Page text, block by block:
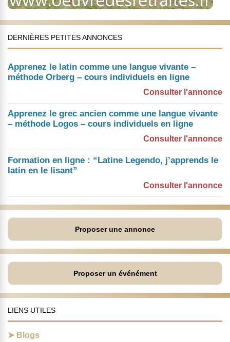
DERNIÈRES PETITES ANNONCES
Apprenez le latin comme une langue vivante –
méthode Orberg – cours individuels en ligne
Consulter l'annonce
Apprenez le grec ancien comme une langue vivante
– méthode Logos – cours individuels en ligne
Consulter l'annonce
Formation en ligne : “Latine Legendo, j’apprends le
latin en le lisant”
Consulter l'annonce
Proposer une annonce
Proposer un événément
LIENS UTILES
Blogs